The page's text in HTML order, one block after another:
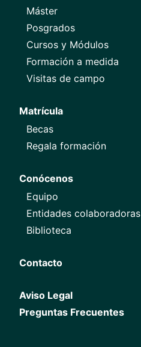
Máster
Posgrados
Cursos y Módulos
Formación a medida
Visitas de campo
Matrícula
Becas
Regala formación
Conócenos
Equipo
Entidades colaboradoras
Biblioteca
Contacto
Aviso Legal
Preguntas Frecuentes